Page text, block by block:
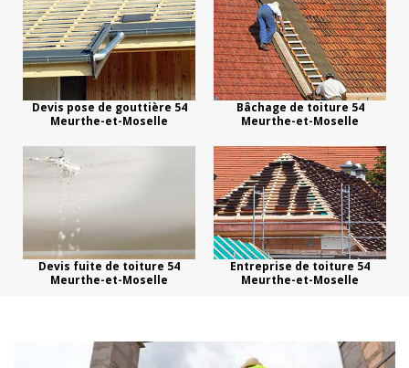
Devis pose de gouttière 54
Meurthe-et-Moselle
Bâchage de toiture 54
Meurthe-et-Moselle
Devis fuite de toiture 54
Meurthe-et-Moselle
Entreprise de toiture 54
Meurthe-et-Moselle